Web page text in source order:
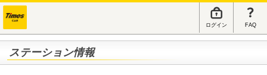
ログイン FAQ
ステーション情報